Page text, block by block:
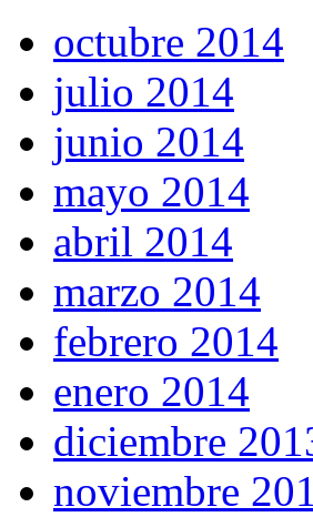
octubre 2014
julio 2014
junio 2014
mayo 2014
abril 2014
marzo 2014
febrero 2014
enero 2014
diciembre
noviembre